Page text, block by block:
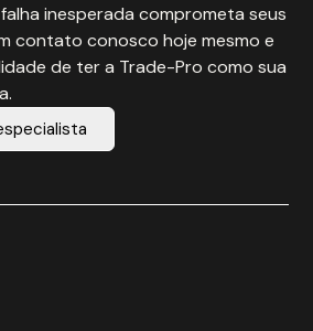
inesperada comprometa seus
contato conosco hoje mesmo e
de ter a Trade-Pro como sua